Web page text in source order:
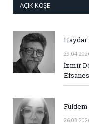
AÇIK KÖŞE
Haydar
İzmir
Fuldem